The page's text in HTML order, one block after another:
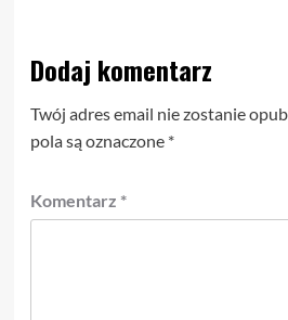
Dodaj komentarz
Twój adres email nie zostanie
pola są oznaczone *
Komentarz *